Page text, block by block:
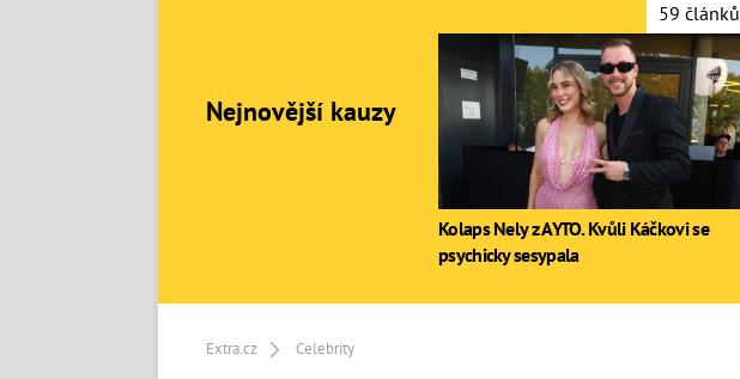
Extra.cz Celebrity
Nejnovější kauzy
59 článků
Kolaps Nely z AYTO. Kvůli Káčkovi se
psychicky sesypala